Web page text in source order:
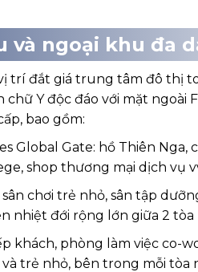
và ngoại khu đa
trí đắt giá trung tâm đô thị
Y độc đáo với mặt ngoài
bao gồm:
Global Gate: hồ Thiên Nga,
shop thương mại dịch vụ
chơi trẻ nhỏ, sân tập
nhiệt đới rộng lớn giữa 2 tòa
khách, phòng làm việc co-
trẻ nhỏ, bên trong mỗi tòa